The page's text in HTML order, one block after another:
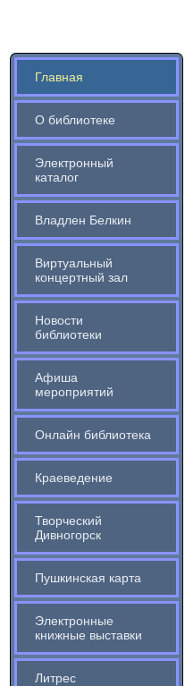
Главная
О библиотеке
Электронный
каталог
Владлен Белкин
Виртуальный
концертный зал
Новости
библиотеки
Афиша
мероприятий
Онлайн библиотека
Краеведение
Творческий
Дивногорск
Пушкинская карта
Электронные
книжные выставки
Литрес